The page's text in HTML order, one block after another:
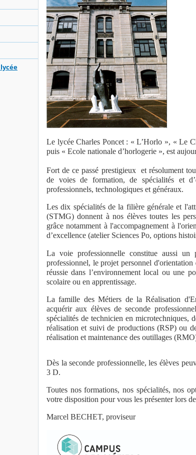
Le lycée Charles Poncet : « L’Horlo », « Le
puis « Ecole nationale d’horlogerie », est
Fort de ce passé prestigieux et résolument
de voies de formation, de spécialités et
professionnels, technologiques et généraux.
Les dix spécialités de la filière générale et
(STMG) donnent à nos élèves toutes les
grâce notamment à l'accompagnement à
d’excellence (atelier Sciences Po, options
La voie professionnelle constitue aussi un
professionnel, le projet personnel
réussie dans l’environnement local ou une
scolaire ou en apprentissage.
La famille des Métiers de la Réalisation
acquérir aux élèves de seconde
spécialités de technicien en microtechniques,
réalisation et suivi de productions (RSP) ou
réalisation et maintenance des outillages
Dès la seconde professionnelle, les élèves
3 D.
Toutes nos formations, nos spécialités, nos
votre disposition pour vous les présenter lors
Marcel BECHET, proviseur